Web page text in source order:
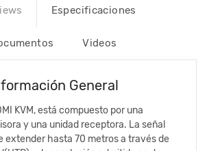
Especificaciones
Videos
General
KVM, está compuesto por una
​​y una unidad receptora. La señal
extender hasta 70 metros a través de